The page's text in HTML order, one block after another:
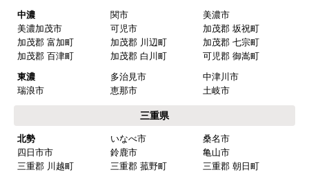
中濃
関市
美濃市
美濃加茂市
可児市
加茂郡 坂祝町
加茂郡 富加町
加茂郡 川辺町
加茂郡 七宗町
加茂郡 百津町
加茂郡 白川町
可児郡 御嵩町
東濃
多治見市
中津川市
瑞浪市
恵那市 土岐市
三重県
北勢 いなべ市
桑名市
四日市市
鈴鹿市
亀山市
三重郡 川越町
三重郡 菰野町
三重郡 朝日町